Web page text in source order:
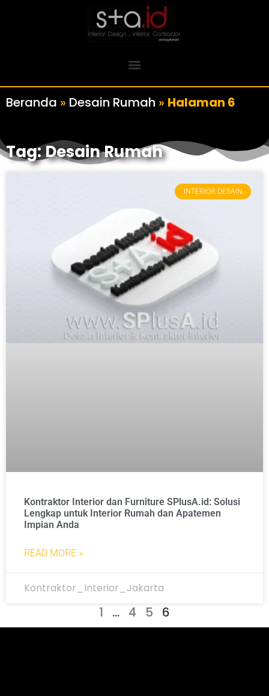
Beranda » Desain Rumah » Halaman 6
Tag: Desain Rumah
INTERIOR DESAIN
Kontraktor Interior dan Furniture SPlusA.id: Solusi
Lengkap untuk Interior Rumah dan Apatemen
Impian Anda
READ MORE »
Kontraktor_Interior_Jakarta
1 … 4 5 6